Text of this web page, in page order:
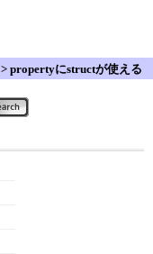
> propertyにstructが使える